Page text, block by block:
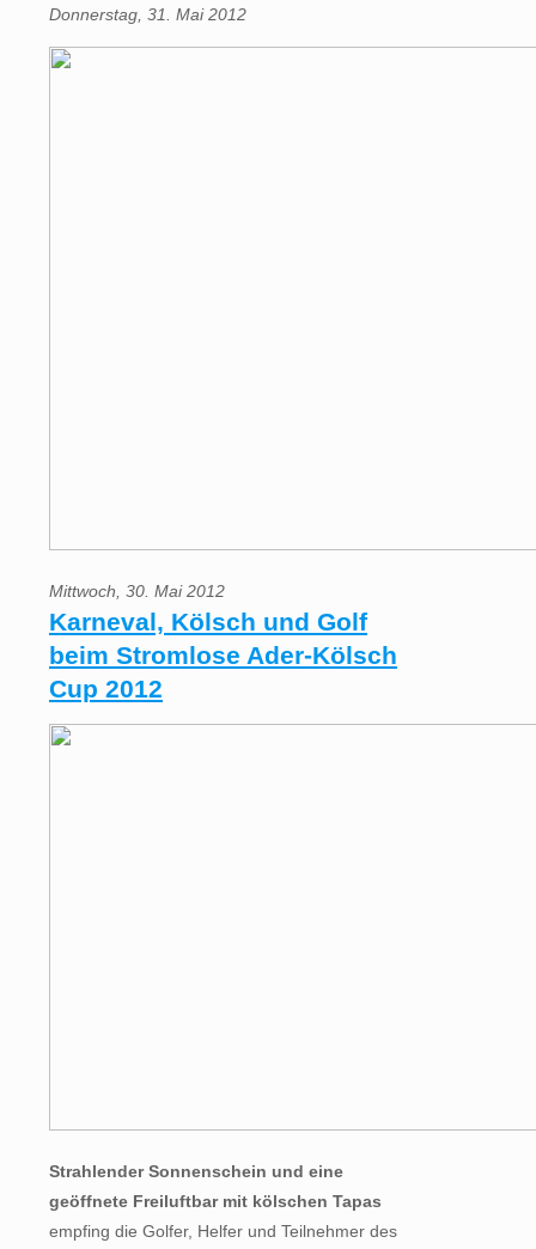
Donnerstag, 31. Mai 2012
Mittwoch, 30. Mai 2012
Karneval, Kölsch und Golf
beim Stromlose Ader-Kölsch
Cup 2012
Strahlender Sonnenschein und eine
geöffnete Freiluftbar mit kölschen Tapas
empfing die Golfer, Helfer und Teilnehmer des